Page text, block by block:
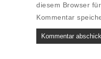
diesem Browser
Kommentar